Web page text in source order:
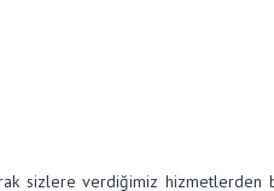
sizlere verdiğimiz hizmetlerden